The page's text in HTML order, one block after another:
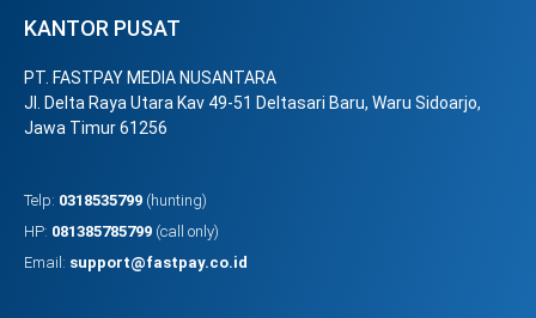
KANTOR PUSAT
PT. FASTPAY MEDIA NUSANTARA
Jl. Delta Raya Utara Kav 49-51 Deltasari Baru, Waru Sidoarjo,
Jawa Timur 61256
Telp: 0318535799 (hunting)
HP: 081385785799 (call only)
Email: support@fastpay.co.id